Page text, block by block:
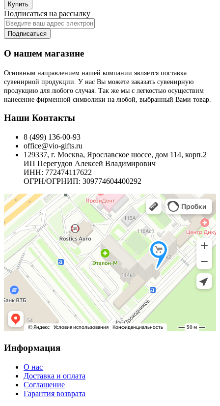
Купить
Подписаться на рассылку
Подписаться
О нашем магазине
Основным направлением нашей компании является поставка
сувенирной продукции. У нас Вы можете заказать сувенирную
продукцию для любого случая. Так же мы с легкостью осуществим
нанесение фирменной символики на любой, выбранный Вами товар.
Наши Контакты
8 (499) 136-00-93
office@vio-gifts.ru
129337, г. Москва, Ярославское шоссе, дом 114, корп.2
ИП Перегудов Алексей Владимирович
ИНН: 772474117622
ОГРН/ОГРНИП: 309774604400292
Информация
О нас
Доставка и оплата
Соглашение
Гарантия возврата